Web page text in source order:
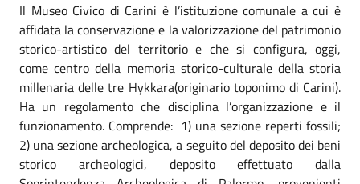
Il Museo Civico di Carini è l’istituzione comunale a cui è
affidata la conservazione e la valorizzazione del patrimonio
storico-artistico del territorio e che si configura, oggi,
come centro della memoria storico-culturale della storia
millenaria delle tre Hykkara(originario toponimo di Carini).
Ha un regolamento che disciplina l’organizzazione e il
funzionamento. Comprende: 1) una sezione reperti fossili;
2) una sezione archeologica, a seguito del deposito dei beni
storico archeologici, deposito effettuato dalla